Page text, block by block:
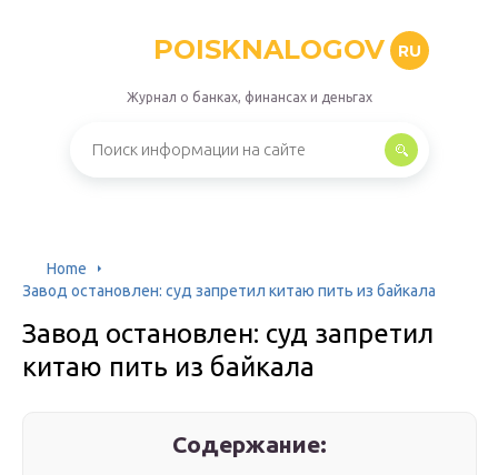
POISKNALOGOV RU
Журнал о банках, финансах и деньгах
Home
Завод остановлен: суд запретил китаю пить из байкала
Завод остановлен: суд запретил
китаю пить из байкала
Содержание: